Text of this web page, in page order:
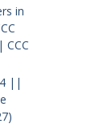
in
CCC
||